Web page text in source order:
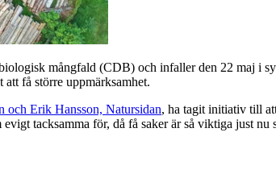
mångfald (CDB) och infaller den 22 maj i
få större uppmärksamhet.
och Erik Hansson, Natursidan, ha tagit initiativ till
tacksamma för, då få saker är så viktiga just